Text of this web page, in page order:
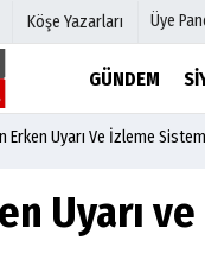
Köşe Yazarları Üye
GÜNDEM
Hava Durumu
Anketler
Erken Uyarı Ve İzleme
Uyarı